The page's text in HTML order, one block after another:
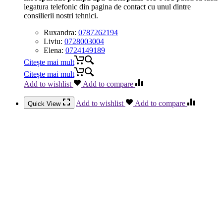
legatura telefonic din pagina de contact cu unul dintre
consilierii nostri tehnici.
Ruxandra: 0787262194
Liviu: 0728003004
Elena: 0724149189
Citește mai mult
Citește mai mult
Add to wishlist
Add to compare
Quick View Add to wishlist Add to compare